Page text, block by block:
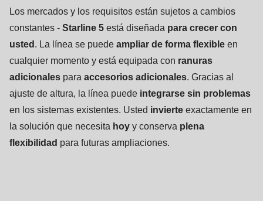
{closure}
()
(line
592
of
modules/custom/rondo_contact/src/ContactService.php
Deprecated
function:
Los mercados y los requisitos están sujetos a cambios
constantes - Starline 5 está diseñada para crecer con
usted . La línea se puede ampliar de forma flexible en
cualquier momento y está equipada con ranuras
adicionales para accesorios adicionales. Gracias al
ajuste de altura, la línea puede integrarse sin problemas
en los sistemas existentes. Usted invierte exactamente en
la solución que necesita hoy y conserva plena
flexibilidad para futuras ampliaciones.